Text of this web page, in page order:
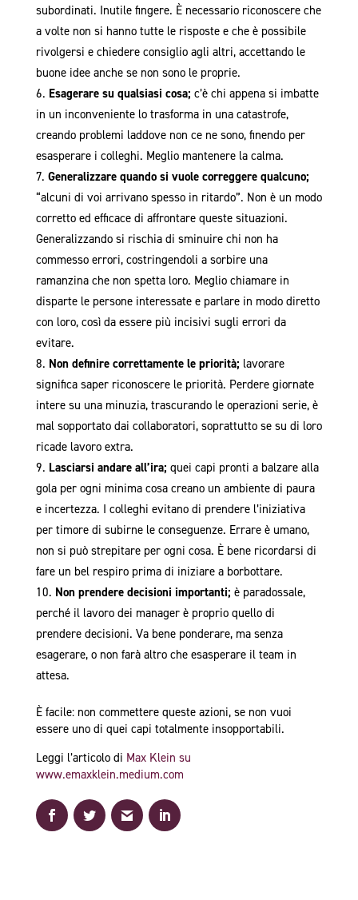
subordinati. Inutile fingere. È necessario riconoscere che
a volte non si hanno tutte le risposte e che è possibile
rivolgersi e chiedere consiglio agli altri, accettando le
buone idee anche se non sono le proprie.
Esagerare su qualsiasi cosa; c’è chi appena si imbatte
in un inconveniente lo trasforma in una catastrofe,
creando problemi laddove non ce ne sono, finendo per
esasperare i colleghi. Meglio mantenere la calma.
Generalizzare quando si vuole correggere qualcuno;
“alcuni di voi arrivano spesso in ritardo”. Non è un modo
corretto ed efficace di affrontare queste situazioni.
Generalizzando si rischia di sminuire chi non ha
commesso errori, costringendoli a sorbire una
ramanzina che non spetta loro. Meglio chiamare in
disparte le persone interessate e parlare in modo diretto
con loro, così da essere più incisivi sugli errori da
evitare.
Non definire correttamente le priorità; lavorare
significa saper riconoscere le priorità. Perdere giornate
intere su una minuzia, trascurando le operazioni serie, è
mal sopportato dai collaboratori, soprattutto se su di loro
ricade lavoro extra.
Lasciarsi andare all’ira; quei capi pronti a balzare alla
gola per ogni minima cosa creano un ambiente di paura
e incertezza. I colleghi evitano di prendere l’iniziativa
per timore di subirne le conseguenze. Errare è umano,
non si può strepitare per ogni cosa. È bene ricordarsi di
fare un bel respiro prima di iniziare a borbottare.
Non prendere decisioni importanti; è paradossale,
perché il lavoro dei manager è proprio quello di
prendere decisioni. Va bene ponderare, ma senza
esagerare, o non farà altro che esasperare il team in
attesa.
È facile: non commettere queste azioni, se non vuoi
essere uno di quei capi totalmente insopportabili.
Leggi l’articolo di Max Klein su
www.emaxklein.medium.com